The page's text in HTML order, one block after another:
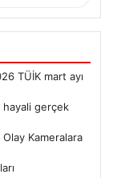
TÜİK mart ayı
hayali gerçek
Kameralara